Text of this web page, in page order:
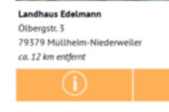
Landhaus Edelmann
Ölbergstr. 3
79379 Müllheim-Niederweiler
ca. 12 km entfernt